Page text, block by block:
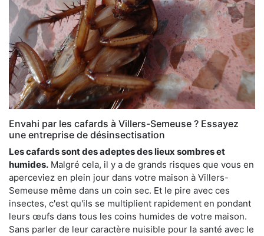
Envahi par les cafards à Villers-Semeuse ? Essayez
une entreprise de désinsectisation
Les cafards sont des adeptes des lieux sombres et
humides. Malgré cela, il y a de grands risques que vous en
aperceviez en plein jour dans votre maison à Villers-
Semeuse même dans un coin sec. Et le pire avec ces
insectes, c'est qu'ils se multiplient rapidement en pondant
leurs œufs dans tous les coins humides de votre maison.
Sans parler de leur caractère nuisible pour la santé avec le